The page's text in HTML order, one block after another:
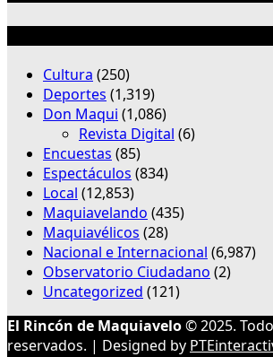
Cultura (250)
Deportes (1,319)
Don Maqui (1,086)
Revista Digital (6)
Encuestas (85)
Espectáculos (834)
Local (12,853)
Maquiavelando (435)
Maquiavélicos (28)
Nacional e Internacional (6,987)
Observatorio Ciudadano (2)
Uncategorized (121)
El Rincón de Maquiavelo© 2025.
reservados. | Designed by